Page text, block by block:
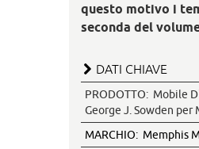
questo motivo i
seconda del
DATI CHIAVE
PRODOTTO: Mobile
George J. Sowden per
MARCHIO: Memphis